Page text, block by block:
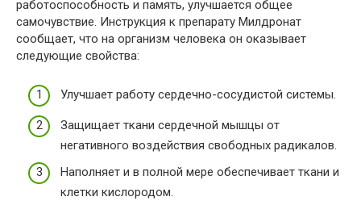
работоспособность и память, улучшается общее
самочувствие. Инструкция к препарату Милдронат
сообщает, что на организм человека он оказывает
следующие свойства:
Улучшает работу сердечно-сосудистой системы.
Защищает ткани сердечной мышцы от
негативного воздействия свободных радикалов.
Наполняет и в полной мере обеспечивает ткани и
клетки кислородом.